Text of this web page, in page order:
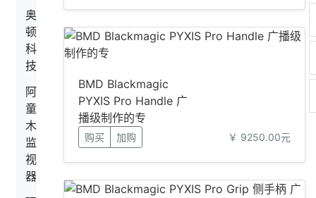
奥
顿
科
技
阿
童
木
监
视
器
BMD Blackmagic
PYXIS Pro Handle 广
播级制作的专
购买 加购 ￥ 9250.00元